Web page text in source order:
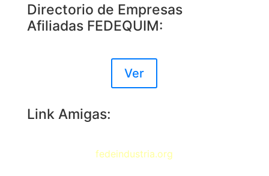
Directorio de Empresas
Afiliadas FEDEQUIM:
Ver
Link Amigas:
fedeindustria.org